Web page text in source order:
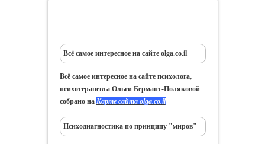
Всё самое интересное на сайте olga.co.il
Всё самое интересное на сайте психолога,
психотерапевта Ольги Бермант-Поляковой
собрано на Карте сайта olga.co.il
Психодиагностика по принципу "миров"